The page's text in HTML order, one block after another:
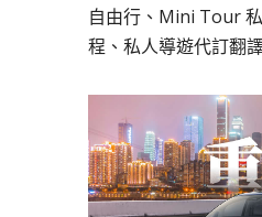
自由行、Mini Tour
程、私人導遊代訂翻